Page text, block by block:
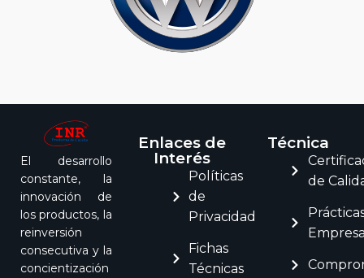
El desarrollo
constante, la
innovación de
los productos, la
reinversión
consecutiva y la
concientización
Enlaces de
Interés
Políticas
de
Privacidad
Fichas
Técnicas
Técnica
de